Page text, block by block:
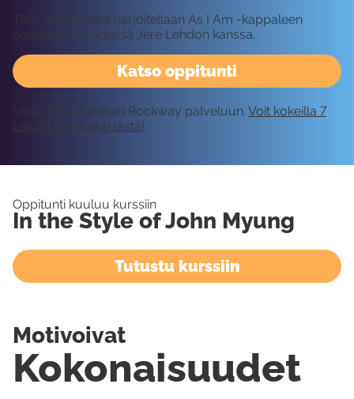
Katso oppitunti
Tällä oppitunnilla harjoitellaan As I Am -kappaleen
bassointroa yhdessä Jere Lehdon kanssa.
Vaatii kirjautumisen Rockway palveluun. Voit kokeilla 7
päivää ilmaiseksi tästä!
Oppitunti kuuluu kurssiin
In the Style of John Myung
Tutustu kurssiin
Kokonaisuudet
Motivoivat